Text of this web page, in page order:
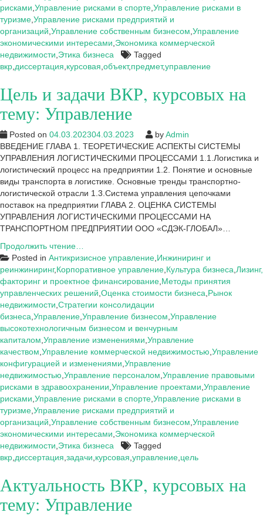
рисками Управление рисками в спорте Управление рисками в
туризме Управление рисками предприятий и
организаций Управление собственным бизнесом Управление
экономическими интересами Экономика коммерческой
недвижимости Этика бизнеса
Tagged
вкр диссертация курсовая объект,предмет,управление
Цель и задачи ВКР, курсовых на
тему: Управление
Posted on 04.03.202304.03.2023 byAdmin
ВВЕДЕНИЕ ГЛАВА 1. ТЕОРЕТИЧЕСКИЕ АСПЕКТЫ СИСТЕМЫ
УПРАВЛЕНИЯ ЛОГИСТИЧЕСКИМИ ПРОЦЕССАМИ 1.1.Логистика и
логистический процесс на предприятии 1.2. Понятие и основные
виды транспорта в логистике. Основные тренды транспортно-
логистической отрасли 1.3.Система управления цепочками
поставок на предприятии ГЛАВА 2. ОЦЕНКА СИСТЕМЫ
УПРАВЛЕНИЯ ЛОГИСТИЧЕСКИМИ ПРОЦЕССАМИ НА
ТРАНСПОРТНОМ ПРЕДПРИЯТИИ ООО «СДЭК-ГЛОБАЛ»…
Продолжить чтение…
и
задачи
ВКР,
курсовых
на
тему:
Управление
Posted in Антикризисное управление Инжиниринг и
реинжиниринг,Корпоративное управление Культура бизнеса Лизинг,
факторинг и проектное финансирование Методы принятия
управленческих решений Оценка стоимости бизнеса Рынок
недвижимости Стратегии консолидации
бизнеса Управление Управление бизнесом Управление
высокотехнологичным бизнесом и венчурным
капиталом Управление изменениями Управление
качеством Управление коммерческой недвижимостью Управление
конфигурацией и изменениями Управление
недвижимостью Управление персоналом Управление правовыми
рисками в здравоохранении Управление проектами Управление
рисками Управление рисками в спорте Управление рисками в
туризме Управление рисками предприятий и
организаций Управление собственным бизнесом Управление
экономическими интересами Экономика коммерческой
недвижимости Этика бизнеса
Tagged
вкр диссертация задачи курсовая управление цель
Актуальность ВКР, курсовых на
тему: Управление